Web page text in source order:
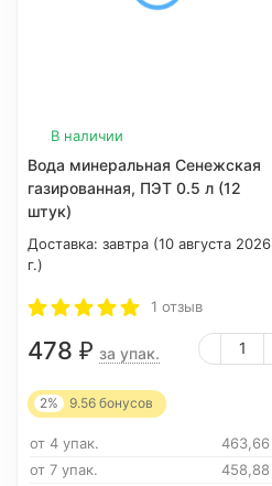
В наличии
Вода минеральная Сенежская
газированная, ПЭТ 0.5 л (12
штук)
Доставка: завтра (10 августа 2026
г.)
1 отзыв
478 ₽ за упак.
2% 9.56 бонусов
от 4 упак. 463,66
от 7 упак. 458,88